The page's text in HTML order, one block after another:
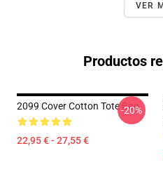
VER
Productos
2099 Cover Cotton Tote Bag
22,95 € - 27,55 €
-20%